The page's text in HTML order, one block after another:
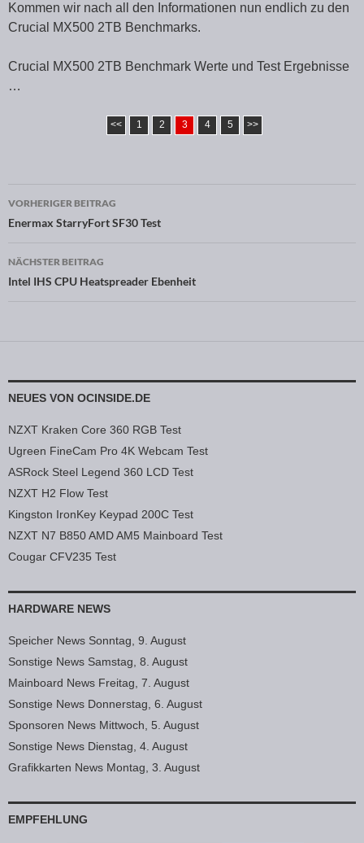
Kommen wir nach all den Informationen nun endlich zu den
Crucial MX500 2TB Benchmarks.
Crucial MX500 2TB Benchmark Werte und Test Ergebnisse
…
<< 1 2 3 4 5 >>
Beitragsnavigation
VORHERIGER BEITRAG
Enermax StarryFort SF30 Test
NÄCHSTER BEITRAG
Intel IHS CPU Heatspreader Ebenheit
NEUES VON OCINSIDE.DE
NZXT Kraken Core 360 RGB Test
Ugreen FineCam Pro 4K Webcam Test
ASRock Steel Legend 360 LCD Test
NZXT H2 Flow Test
Kingston IronKey Keypad 200C Test
NZXT N7 B850 AMD AM5 Mainboard Test
Cougar CFV235 Test
HARDWARE NEWS
Speicher News Sonntag, 9. August
Sonstige News Samstag, 8. August
Mainboard News Freitag, 7. August
Sonstige News Donnerstag, 6. August
Sponsoren News Mittwoch, 5. August
Sonstige News Dienstag, 4. August
Grafikkarten News Montag, 3. August
EMPFEHLUNG